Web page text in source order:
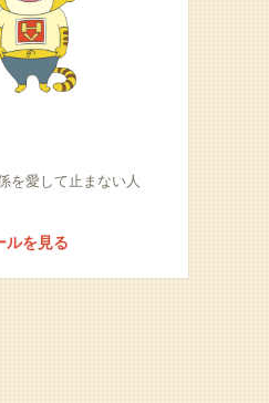
を愛して止まない人
ルを見る